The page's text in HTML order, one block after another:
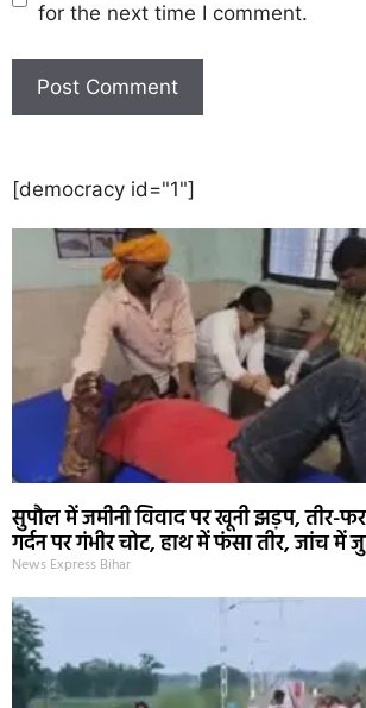
for the next time I comment.
[democracy id="1"]
सुपौल में जमीनी विवाद पर खूनी झड़प, तीर-
गर्दन पर गंभीर चोट, हाथ में फंसा तीर, जांच में
News Express Bihar